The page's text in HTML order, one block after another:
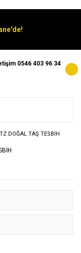
0546 403 96 34
DOĞAL TAŞ TESBİH